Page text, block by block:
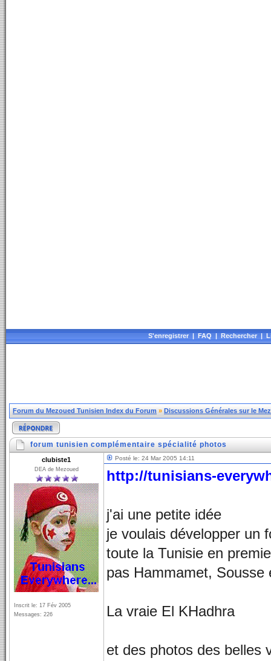
S'enregistrer|FAQ|Rechercher|
Forum du Mezoued Tunisien Index du Forum » Discussions Générales sur le
forum tunisien complémentaire spécialité photos
clubiste1
DEA de Mezoued
Inscrit le: 17 Fév 2005
Messages: 226
Posté le: 24 Mar 2005 14:11
http://tunisians-
j'ai une petite idée
je voulais développer un
toute la Tunisie en
pas Hammamet, Sousse
La vraie El KHadhra
et des photos des belles